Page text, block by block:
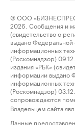
© ООО
2026. Сообщения и
(свидетельство о
выдано Федеральной
информационных
(Роскомнадзор)
издания «РБК»
информации выдано
информационных
(Роскомнадзор)
сопровождаются
Владельцем сайта
Данные